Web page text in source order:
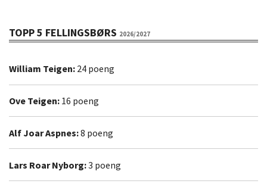
TOPP 5 FELLINGSBØRS 2026/2027
William Teigen: 24 poeng
Ove Teigen: 16 poeng
Alf Joar Aspnes:8 poeng
Lars Roar Nyborg:3 poeng